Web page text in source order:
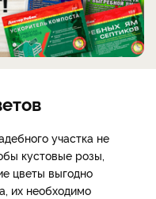
участка не
кустовые розы,
цветы выгодно
их необходимо